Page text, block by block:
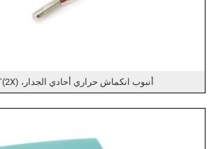
أنبوب انكماش حراري أحادي الجدار، RSFR-HT(2X)